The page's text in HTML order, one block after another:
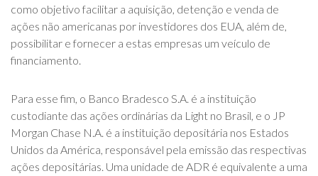
como objetivo facilitar a aquisição, detenção e venda de
ações não americanas por investidores dos EUA, além de,
possibilitar e fornecer a estas empresas um veículo de
financiamento.
Para esse fim, o Banco Bradesco S.A. é a instituição
custodiante das ações ordinárias da Light no Brasil, e o JP
Morgan Chase N.A. é a instituição depositária nos Estados
Unidos da América, responsável pela emissão das respectivas
ações depositárias. Uma unidade de ADR é equivalente a uma